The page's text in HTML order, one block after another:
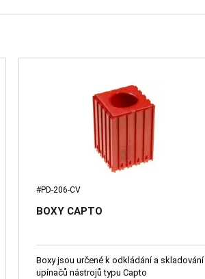
#PD-206-CV
BOXY CAPTO
Boxy jsou určené k odkládání a skladování
upínačů nástrojů typu Capto